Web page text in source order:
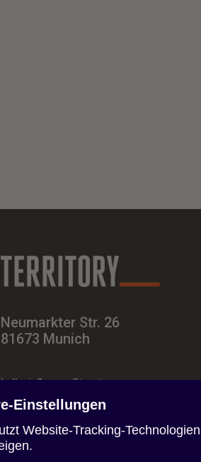
Neumarkter Str. 26
81673 Munich
hello-influence@territory.group
+49 (0) 89 – 437 210 – 00